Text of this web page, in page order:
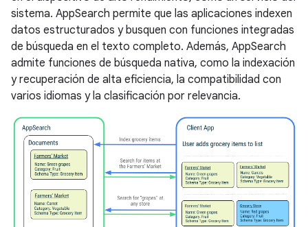
sistema. AppSearch permite que las aplicaciones indexen
datos estructurados y busquen con funciones integradas
de búsqueda en el texto completo. Además, AppSearch
admite funciones de búsqueda nativa, como la indexación
y recuperación de alta eficiencia, la compatibilidad con
varios idiomas y la clasificación por relevancia.